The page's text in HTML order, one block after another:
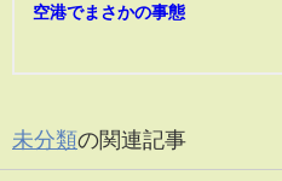
空港でまさかの事態
未分類の関連記事